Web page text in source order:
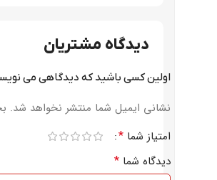
دیدگاه مشتریان
اولین کسی باشید که دیدگاهی می
نشانی ایمیل شما منتشر نخواهد شد.
امتیاز شما *
دیدگاه شما *